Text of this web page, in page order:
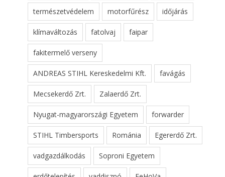
természetvédelem motorfűrész időjárás
klímaváltozás fatolvaj faipar
fakitermelő verseny
ANDREAS STIHL Kereskedelmi Kft. favágás
Mecsekerdő Zrt. Zalaerdő Zrt.
Nyugat-magyarországi Egyetem forwarder
STIHL Timbersports Románia Egererdő Zrt.
vadgazdálkodás Soproni Egyetem